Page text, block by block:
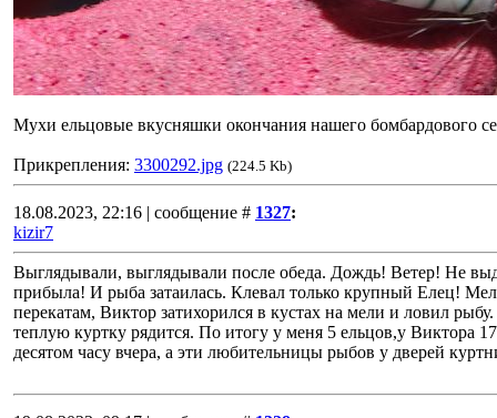
Мухи ельцовые вкусняшки окончания нашего бомбардового
Прикрепления: 3300292.jpg (224.5 Kb)
18.08.2023, 22:16 | сообщение # 1327:
kizir7
Выглядывали, выглядывали после обеда. Дождь! Ветер! Не
прибыла! И рыба затаилась. Клевал только крупный Елец!
перекатам, Виктор затихорился в кустах на мели и ловил
теплую куртку рядится. По итогу у меня 5 ельцов,у Виктора
десятом часу вчера, а эти любительницы рыбов у дверей